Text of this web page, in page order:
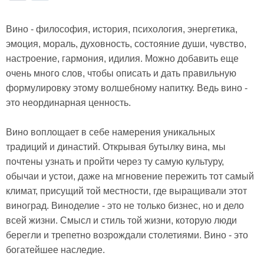
Вино - философия, история, психология, энергетика,
эмоция, мораль, духовность, состояние души, чувство,
настроение, гармония, идилия. Можно добавить еще
очень много слов, чтобы описать и дать правильную
формулировку этому волшебному напитку. Ведь вино -
это неординарная ценность.
Вино воплощает в себе намерения уникальных
традиций и династий. Открывая бутылку вина, мы
почтены узнать и пройти через ту самую культуру,
обычаи и устои, даже на мгновение пережить тот самый
климат, присущий той местности, где выращивали этот
виноград. Виноделие - это не только бизнес, но и дело
всей жизни. Смысл и стиль той жизни, которую люди
берегли и трепетно возрождали столетиями. Вино - это
богатейшее наследие.